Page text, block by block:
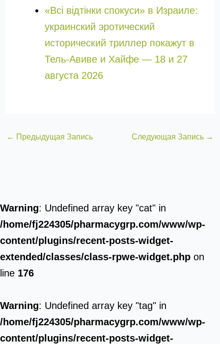
«Всі відтінки спокуси» в Израиле:
украинский эротический
исторический триллер покажут в
Тель-Авиве и Хайфе — 18 и 27
августа 2026
← Предыдущая Запись Следующая Запись →
Warning: Undefined array key "cat" in
/home/fj224305/pharmacygrp.com/www/wp-
content/plugins/recent-posts-widget-
extended/classes/class-rpwe-widget.php on
line 176
Warning: Undefined array key "tag" in
/home/fj224305/pharmacygrp.com/www/wp-
content/plugins/recent-posts-widget-